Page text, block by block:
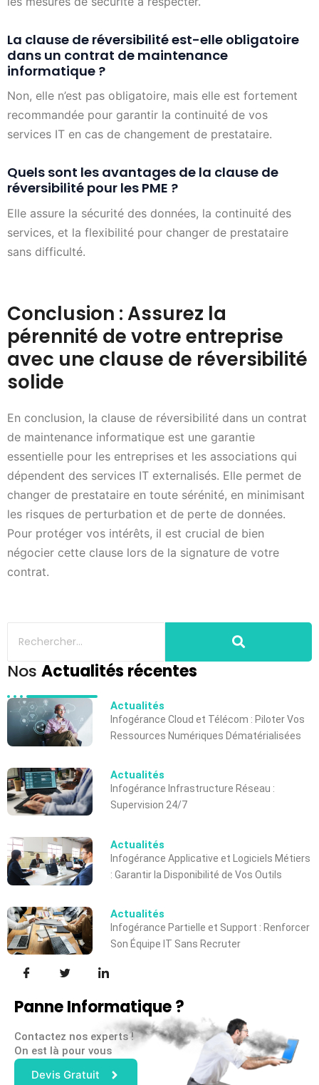
La clause de réversibilité est-elle obligatoire
dans un contrat de maintenance
informatique ?
Non, elle n’est pas obligatoire, mais elle est fortement
recommandée pour garantir la continuité de vos
services IT en cas de changement de prestataire.
Quels sont les avantages de la clause de
réversibilité pour les PME ?
Elle assure la sécurité des données, la continuité des
services, et la flexibilité pour changer de prestataire
sans difficulté.
Conclusion : Assurez la
pérennité de votre entreprise
avec une clause de réversibilité
solide
En conclusion, la clause de réversibilité dans un contrat
de maintenance informatique est une garantie
essentielle pour les entreprises et les associations qui
dépendent des services IT externalisés. Elle permet de
changer de prestataire en toute sérénité, en minimisant
les risques de perturbation et de perte de données.
Pour protéger vos intérêts, il est crucial de bien
négocier cette clause lors de la signature de votre
contrat.
Nos Actualités récentes
Actualités
Infogérance Cloud et Télécom : Piloter Vos
Ressources Numériques Dématérialisées
Actualités
Infogérance Infrastructure Réseau :
Supervision 24/7
Actualités
Infogérance Applicative et Logiciels Métiers
: Garantir la Disponibilité de Vos Outils
Actualités
Infogérance Partielle et Support : Renforcer
Son Équipe IT Sans Recruter
Panne Informatique ?
Contactez nos experts !
On est là pour vous
Devis Gratuit